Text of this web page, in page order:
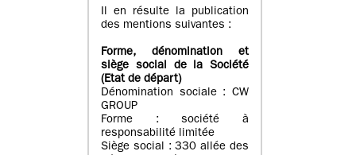
Il en résulte la publication
des mentions suivantes :
Forme, dénomination et
siège social de la Société
(Etatde départ)
Dénomination sociale : CW
GROUP
Forme : société à
responsabilité limitée
Siège social : 330 allée des